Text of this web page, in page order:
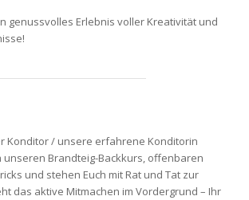
genussvolles Erlebnis voller Kreativität und
Konditor / unsere erfahrene Konditorin
unseren Brandteig-Backkurs, offenbaren
und stehen Euch mit Rat und Tat zur
das aktive Mitmachen im Vordergrund – Ihr